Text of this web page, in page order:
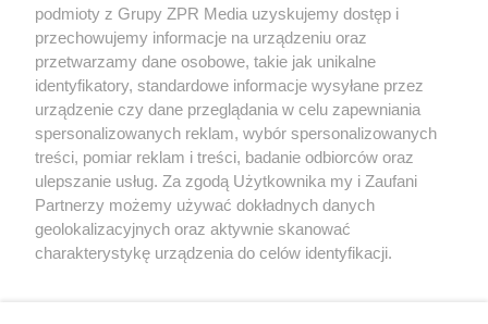
Daleko do pięciu porcji dziennie.
Badanie pokazuje, jak Polacy
naprawdę jedzą warzywa i owoce
TEKST SPONSOROWANY
podmioty z Grupy ZPR Media uzyskujemy dostęp i
przechowujemy informacje na urządzeniu oraz
przetwarzamy dane osobowe, takie jak unikalne
identyfikatory, standardowe informacje wysyłane przez
urządzenie czy dane przeglądania w celu zapewniania
spersonalizowanych reklam, wybór spersonalizowanych
treści, pomiar reklam i treści, badanie odbiorców oraz
ulepszanie usług. Za zgodą Użytkownika my i Zaufani
Partnerzy możemy używać dokładnych danych
geolokalizacyjnych oraz aktywnie skanować
charakterystykę urządzenia do celów identyfikacji.